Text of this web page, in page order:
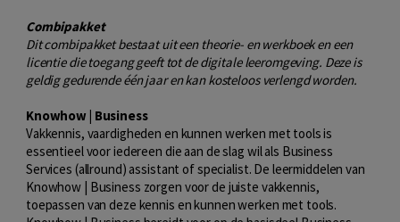
Combipakket
Dit combipakket bestaat uit een theorie- en werkboek en een
licentie die toegang geeft tot de digitale leeromgeving. Deze is
geldig gedurende één jaar en kan kosteloos verlengd worden.
Knowhow | Business
Vakkennis, vaardigheden en kunnen werken met tools is
essentieel voor iedereen die aan de slag wil als Business
Services (allround) assistant of specialist. De leermiddelen van
Knowhow | Business zorgen voor de juiste vakkennis,
toepassen van deze kennis en kunnen werken met tools.